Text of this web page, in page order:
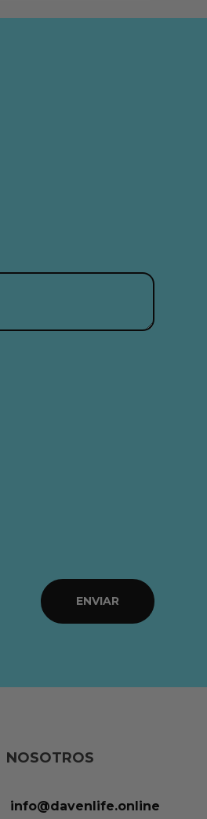
ENVIAR
NOSOTROS
info@davenlife.online